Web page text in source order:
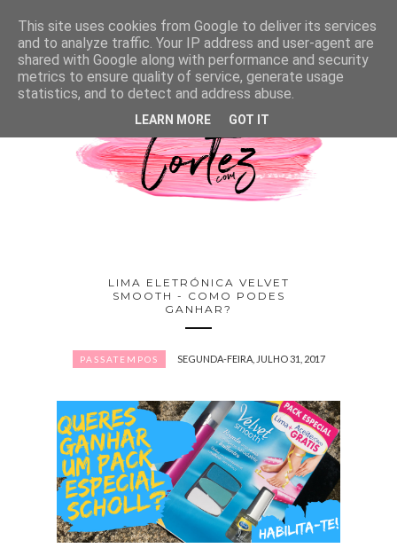
LIMA ELETRÓNICA VELVET
SMOOTH - COMO PODES
GANHAR?
PASSATEMPOS SEGUNDA-FEIRA, JULHO 31, 2017
This site uses cookies from Google to deliver its services
and to analyze traffic. Your IP address and user-agent are
shared with Google along with performance and security
metrics to ensure quality of service, generate usage
statistics, and to detect and address abuse.
LEARN MORE GOT IT